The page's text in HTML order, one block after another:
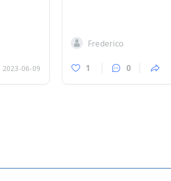
2023-06-09
Frederico
1 0